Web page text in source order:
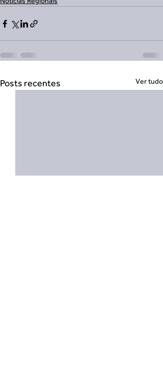
Posts recentes Ver tudo